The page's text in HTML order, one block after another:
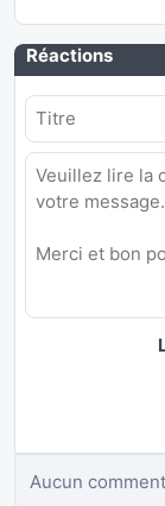
Réactions
Aucun